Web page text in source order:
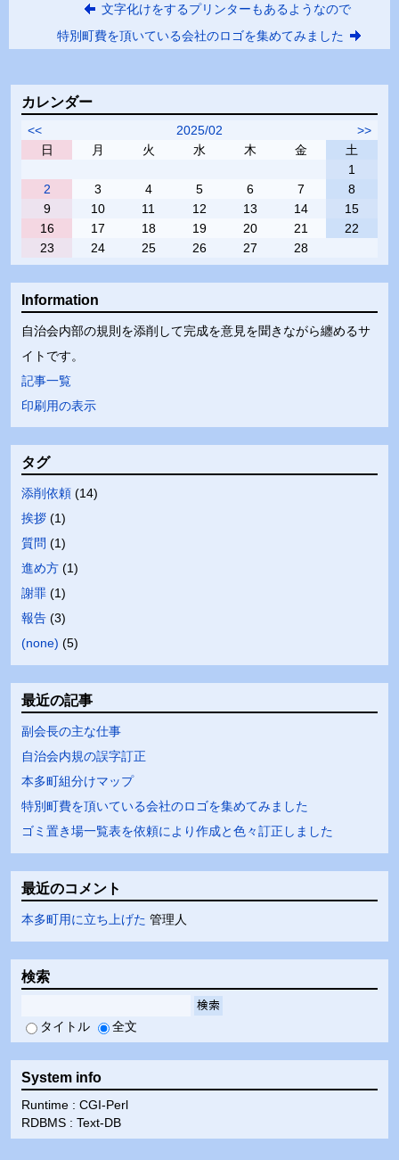
文字化けをするプリンターもあるようなので
特別町費を頂いている会社のロゴを集めてみました
カレンダー
<< 2025/02
>>
日
月 火 水 木 金
土
1
2
3 4 5 6 7
8
9
10 11 12 13 14
15
16
17 18 19 20 21
22
23
24 25 26 27 28
Information
自治会内部の規則を添削して完成を意見を聞きながら纏めるサ
イトです。
記事一覧
印刷用の表示
タグ
添削依頼 (14)
挨拶 (1)
質問 (1)
進め方 (1)
謝罪 (1)
報告 (3)
(none) (5)
最近の記事
副会長の主な仕事
自治会内規の誤字訂正
本多町組分けマップ
特別町費を頂いている会社のロゴを集めてみました
ゴミ置き場一覧表を依頼により作成と色々訂正しました
最近のコメント
本多町用に立ち上げた 管理人
検索
検索
タイトル 全文
System info
Runtime : CGI-Perl
RDBMS : Text-DB